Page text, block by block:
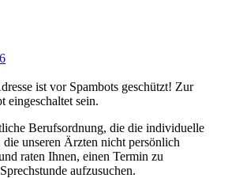
ist vor Spambots geschützt! Zur
eingeschaltet sein.
Berufsordnung, die die individuelle
unseren Ärzten nicht persönlich
raten Ihnen, einen Termin zu
aufzusuchen.